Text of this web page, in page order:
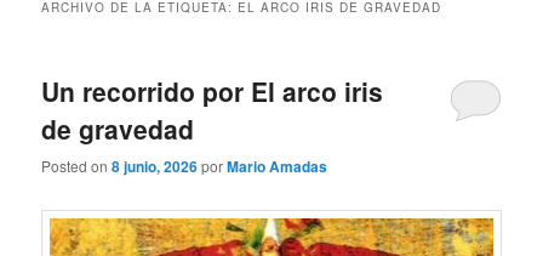
ARCHIVO DE LA ETIQUETA: EL ARCO IRIS DE GRAVEDAD
Un recorrido por El arco iris
de gravedad
Posted on8 junio, 2026porMario Amadas